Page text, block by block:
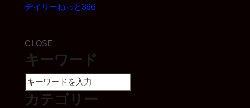
デイリーねっと366
CLOSE
キーワード
カテゴリー